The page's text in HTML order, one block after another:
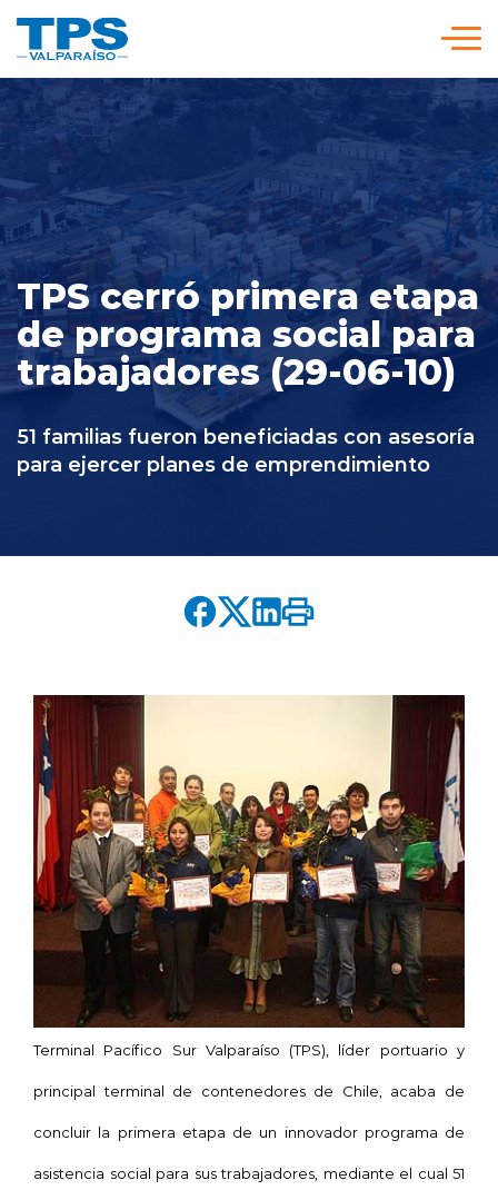
Somos TPS
Nuestra Visión Estratégica
Servicios y Tarifas
Políticas y Procedimientos
TPS cerró primera etapa
de programa social para
trabajadores (29-06-10)
51 familias fueron beneficiadas con asesoría
para ejercer planes de emprendimiento
Terminal Pacífico Sur Valparaíso (TPS), líder portuario y
principal terminal de contenedores de Chile, acaba de
concluir la primera etapa de un innovador programa de
asistencia social para sus trabajadores, mediante el cual 51